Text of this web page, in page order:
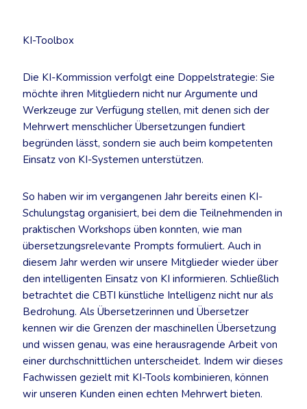
KI-Toolbox
Die KI-Kommission verfolgt eine Doppelstrategie: Sie
möchte ihren Mitgliedern nicht nur Argumente und
Werkzeuge zur Verfügung stellen, mit denen sich der
Mehrwert menschlicher Übersetzungen fundiert
begründen lässt, sondern sie auch beim kompetenten
Einsatz von KI-Systemen unterstützen.
So haben wir im vergangenen Jahr bereits einen KI-
Schulungstag organisiert, bei dem die Teilnehmenden in
praktischen Workshops üben konnten, wie man
übersetzungsrelevante Prompts formuliert. Auch in
diesem Jahr werden wir unsere Mitglieder wieder über
den intelligenten Einsatz von KI informieren. Schließlich
betrachtet die CBTI künstliche Intelligenz nicht nur als
Bedrohung. Als Übersetzerinnen und Übersetzer
kennen wir die Grenzen der maschinellen Übersetzung
und wissen genau, was eine herausragende Arbeit von
einer durchschnittlichen unterscheidet. Indem wir dieses
Fachwissen gezielt mit KI-Tools kombinieren, können
wir unseren Kunden einen echten Mehrwert bieten.